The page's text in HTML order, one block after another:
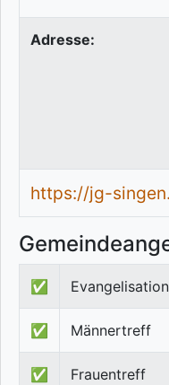
Adresse:
https://jg-
✅ Evangelisation
✅ Männertreff
✅ Frauentreff